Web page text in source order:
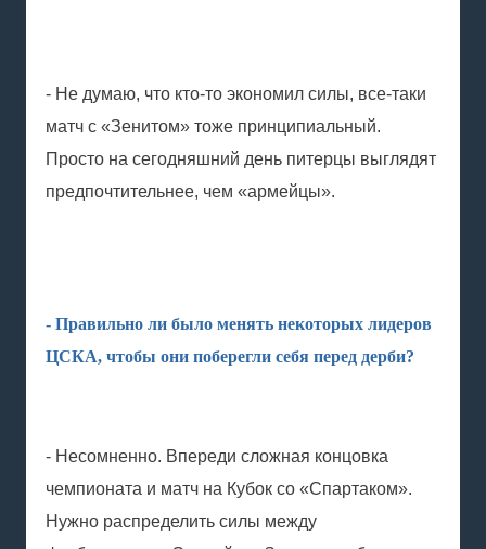
- Не думаю, что кто-то экономил силы, все-таки
матч с «Зенитом» тоже принципиальный.
Просто на сегодняшний день питерцы выглядят
предпочтительнее, чем «армейцы».
- Правильно ли было менять некоторых лидеров
ЦСКА, чтобы они поберегли себя перед дерби?
- Несомненно. Впереди сложная концовка
чемпионата и матч на Кубок со «Спартаком».
Нужно распределить силы между